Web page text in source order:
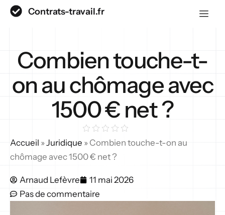
Contrats-travail.fr
Combien touche-t-
on au chômage avec
1500 € net ?
Accueil »Juridique » Combien touche-t-on au
chômage avec 1500 € net ?
Arnaud Lefèvre
11 mai 2026
Pas de commentaire